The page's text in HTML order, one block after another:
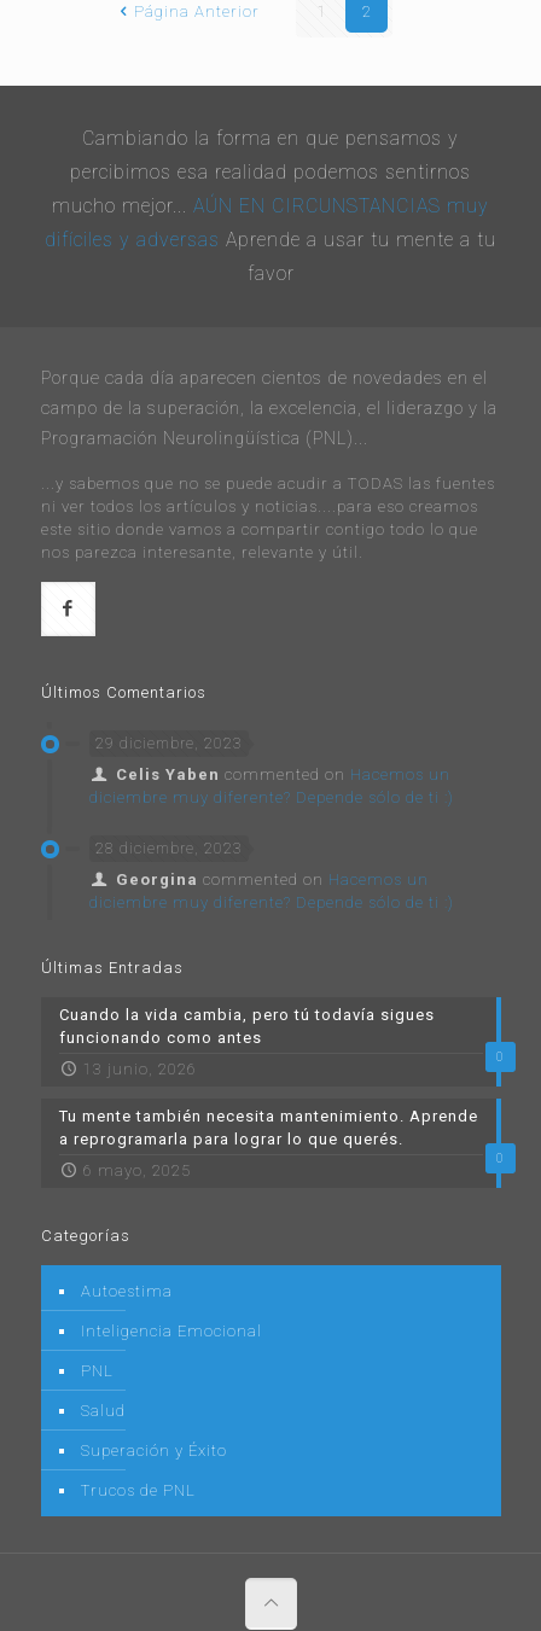
Página Anterior 1 2
Cambiando la forma en que pensamos y
percibimos esa realidad podemos sentirnos
mucho mejor...
AÚN EN CIRCUNSTANCIAS muy
difíciles y adversas Aprende a usar tu mente a tu
favor
Porque cada día aparecen cientos de novedades en el
campo de la superación, la excelencia, el liderazgo y la
Programación Neurolingüística (PNL)...
...y sabemos que no se puede acudir a TODAS las fuentes
ni ver todos los artículos y noticias....para eso creamos
este sitio donde vamos a compartir contigo todo lo que
nos parezca interesante, relevante y útil.
Últimos Comentarios
29 diciembre, 2023
Celis Yaben commented on Hacemos un
diciembre muy diferente? Depende sólo de ti :)
28 diciembre, 2023
Georgina commented on Hacemos un
diciembre muy diferente? Depende sólo de ti :)
Últimas Entradas
0
Cuando la vida cambia, pero tú todavía sigues
funcionando como antes
13 junio, 2026
0
Tu mente también necesita mantenimiento. Aprende
a reprogramarla para lograr lo que querés.
6 mayo, 2025
Categorías
Autoestima
Inteligencia Emocional
PNL
Salud
Superación y Éxito
Trucos de PNL